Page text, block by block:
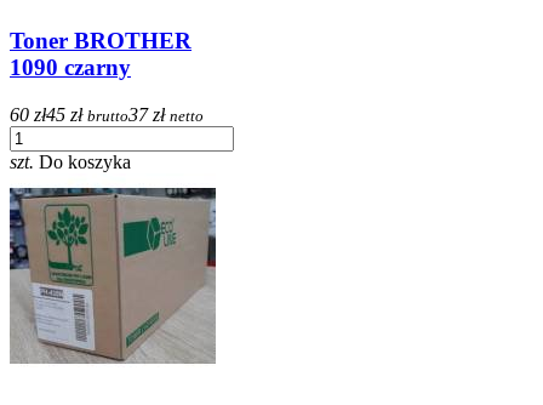
Toner BROTHER
1090 czarny
60 zł45 zł brutto37 zł netto
szt. Do koszyka